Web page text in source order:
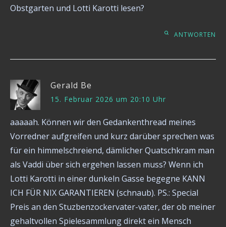
Obstgarten und Lotti Karotti lesen?
ANTWORTEN
Gerald Be
15. Februar 2026 um 20:10 Uhr
aaaaah. Können wir den Gedankenthread meines
Vorredner aufgreifen und kurz darüber sprechen was
für ein himmelschreiend, dämlicher Quatschkram man
als Vaddi über sich ergehen lassen muss? Wenn ich
Lotti Karotti in einer dunkeln Gasse begegne KANN
ICH FÜR NIX GARANTIEREN (schnaub). PS.: Special
Preis an den Stuzbenzockervater-vater, der ob meiner
gehaltvollen Spielesammlung direkt ein Mensch